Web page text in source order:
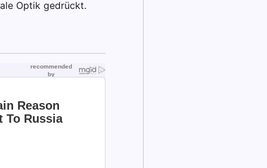
Optik gedrückt.